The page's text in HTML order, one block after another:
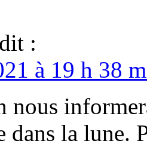
dit :
à 19 h 38
nous
dans la lune.